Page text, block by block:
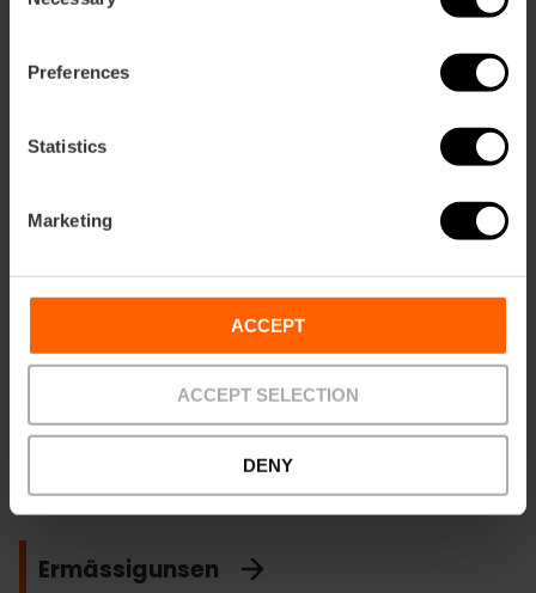
Preferences
Statistics
Marketing
ACCEPT
ACCEPT SELECTION
DENY
Private Touren
Bis zu 20 % Ermäßigung auf geführte Touren für Gruppen
und private Touren mit einem offiziellen Führer
Ermässigunsen